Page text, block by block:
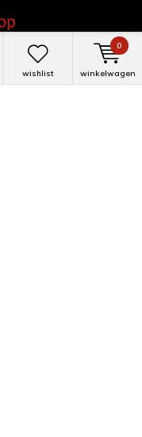
wishlist winkelwagen
0